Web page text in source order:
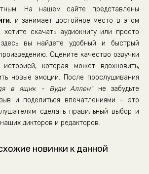
На нашем сайте представлены
, и занимает достойное место в этом
скачать аудиокнигу или просто
вы найдете удобный и быстрый
Оцените качество озвучки
которая может вдохновить,
новые эмоции. После прослушивания
в ящик - Вуди Аллен"не забудьте
и поделиться впечатлениями - это
сделать правильный выбор и
дикторов и редакторов.
новинки к данной